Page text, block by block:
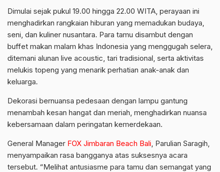
Dimulai sejak pukul 19.00 hingga 22.00 WITA, perayaan ini
menghadirkan rangkaian hiburan yang memadukan budaya,
seni, dan kuliner nusantara. Para tamu disambut dengan
buffet makan malam khas Indonesia yang menggugah selera,
ditemani alunan live acoustic, tari tradisional, serta aktivitas
melukis topeng yang menarik perhatian anak-anak dan
keluarga.
Dekorasi bernuansa pedesaan dengan lampu gantung
menambah kesan hangat dan meriah, menghadirkan nuansa
kebersamaan dalam peringatan kemerdekaan.
General Manager FOX Jimbaran Beach Bali, Parulian Saragih,
menyampaikan rasa bangganya atas suksesnya acara
tersebut. “Melihat antusiasme para tamu dan semangat yang